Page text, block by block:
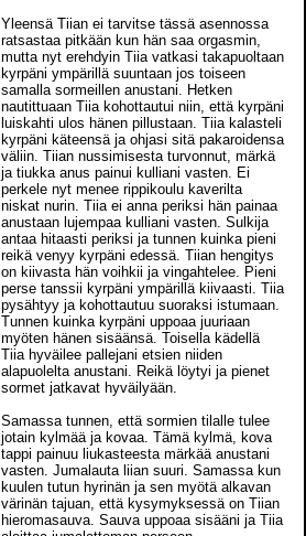
Yleensä Tiian ei tarvitse tässä asennossa
ratsastaa pitkään kun hän saa orgasmin,
mutta nyt erehdyin Tiia vatkasi takapuoltaan
kyrpäni ympärillä suuntaan jos toiseen
samalla sormeillen anustani. Hetken
nautittuaan Tiia kohottautui niin, että kyrpäni
luiskahti ulos hänen pillustaan. Tiia kalasteli
kyrpäni käteensä ja ohjasi sitä pakaroidensa
väliin. Tiian nussimisesta turvonnut, märkä
ja tiukka anus painui kulliani vasten. Ei
perkele nyt menee rippikoulu kaverilta
niskat nurin. Tiia ei anna periksi hän painaa
anustaan lujempaa kulliani vasten. Sulkija
antaa hitaasti periksi ja tunnen kuinka pieni
reikä venyy kyrpäni edessä. Tiian hengitys
on kiivasta hän voihkii ja vingahtelee. Pieni
perse tanssii kyrpäni ympärillä kiivaasti. Tiia
pysähtyy ja kohottautuu suoraksi istumaan.
Tunnen kuinka kyrpäni uppoaa juuriaan
myöten hänen sisäänsä. Toisella kädellä
Tiia hyväilee pallejani etsien niiden
alapuolelta anustani. Reikä löytyi ja pienet
sormet jatkavat hyväilyään.
Samassa tunnen, että sormien tilalle tulee
jotain kylmää ja kovaa. Tämä kylmä, kova
tappi painuu liukasteesta märkää anustani
vasten. Jumalauta liian suuri. Samassa kun
kuulen tutun hyrinän ja sen myötä alkavan
värinän tajuan, että kysymyksessä on Tiian
hieromasauva. Sauva uppoaa sisääni ja Tiia